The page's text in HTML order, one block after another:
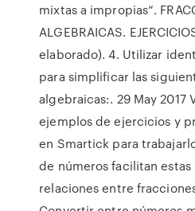
mixtas a impropias“.
ALGEBRAICAS.
elaborado). 4. Utilizar
para simplificar las
algebraicas:. 29 May 2017
ejemplos de ejercicios y
en Smartick para
de números facilitan
relaciones entre